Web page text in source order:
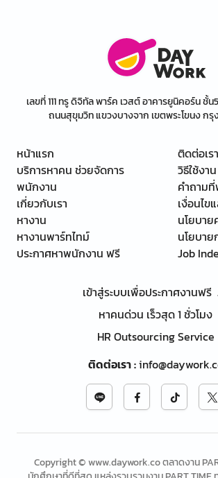
เลขที่ 111 ทรู ดิจิทัล พาร์ค เวสต์ อาคารยูนิคอร์น ชั้น
ถนนสุขุมวิท แขวงบางจาก เขตพระโขนง กรุ
หน้าแรก
บริการหาคน ช่วยจัดการ
พนักงาน
เกี่ยวกับเรา
หางาน
หางานพาร์ทไทม์
ประกาศหาพนักงาน ฟรี
ติดต่อเรา
วิธีใช้งาน
คำถาม
เงื่อนไข
นโยบา
นโยบา
Job
เข้าสู่ระบบเพื่อประกาศงานฟรี
หาคนด่วน เร็วสุด 1 ชั่วโมง
HR Outsourcing Service
ติดต่อเรา:
Copyright © www.daywork.co ตลาดงาน